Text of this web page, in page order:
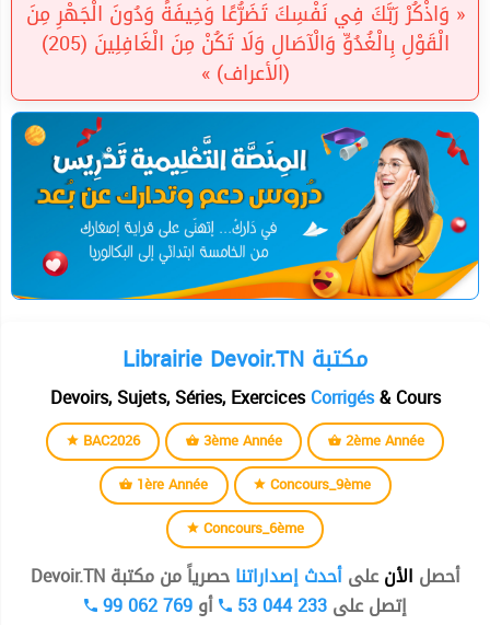
« وَاذْكُرْ رَبَّكَ فِي نَفْسِكَ تَضَرُّعًا وَخِيفَةً وَدُونَ الْجَهْرِ مِنَ
الْقَوْلِ بِالْغُدُوِّ وَالْآصَالِ وَلَا تَكُنْ مِنَ الْغَافِلِينَ (205)
(الأعراف) »
Librairie Devoir.TN مكتبة
Devoirs, Sujets, Séries, ExercicesCorrigés& Cours
BAC2026 3ème Année
2ème Année
1ère Année
Concours_9ème
Concours_6ème
أحصل الأنعلىأحدث إصداراتناحصرياً من مكتبة Devoir.TN
إتصل على53 044 233 أو99 062 769